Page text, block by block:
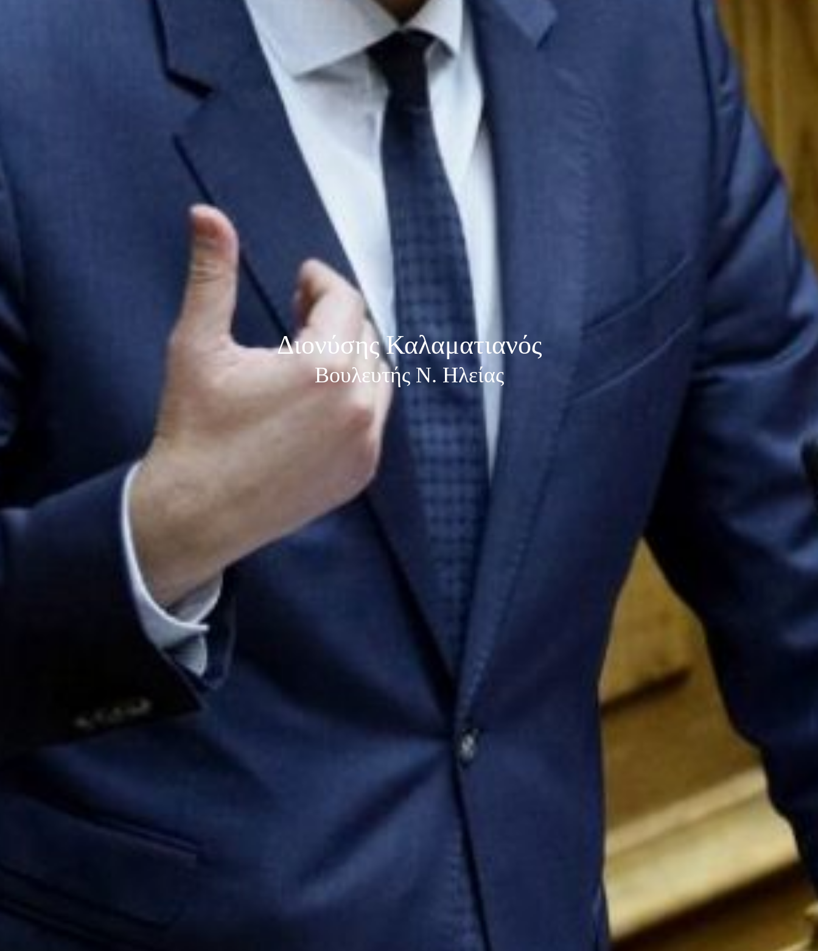
Διονύσης Καλαματιανός
Βουλευτής Ν. Ηλείας